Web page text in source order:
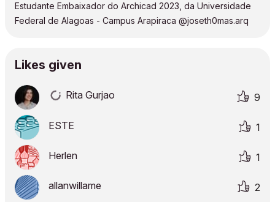
Estudante Embaixador do Archicad 2023, da Universidade
Federal de Alagoas - Campus Arapiraca @joseth0mas.arq
Likes given
Rita Gurjao 9
ESTE 1
Herlen 1
allanwillame 2